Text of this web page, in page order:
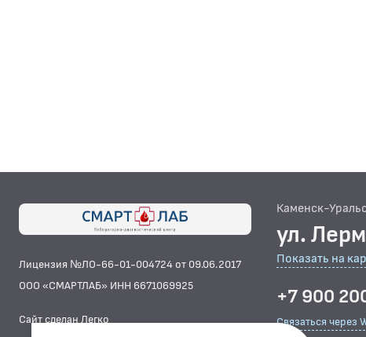
Лицензия №ЛО-66-01-004724 от 09.06.2017
ООО «СМАРТЛАБ» ИНН 6671069925
Сайт сделан Легко
Каменск-
ул.
Показать на
+7 900
Связаться через